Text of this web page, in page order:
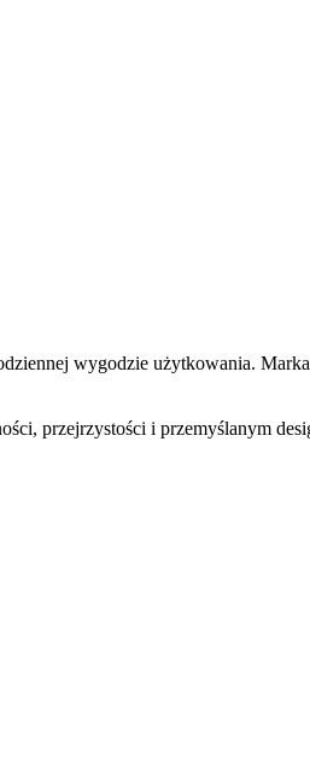
wygodzie użytkowania.
przejrzystości i przemyślanym